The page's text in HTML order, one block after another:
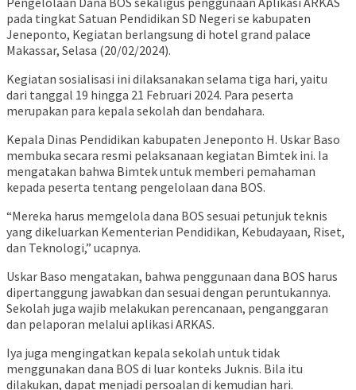
pada tingkat Satuan Pendidikan SD Negeri se kabupaten
Jeneponto, Kegiatan berlangsung di hotel grand palace
Makassar, Selasa (20/02/2024).
Kegiatan sosialisasi ini dilaksanakan selama tiga hari, yaitu
dari tanggal 19 hingga 21 Februari 2024. Para peserta
merupakan para kepala sekolah dan bendahara.
Kepala Dinas Pendidikan kabupaten Jeneponto H. Uskar Baso
membuka secara resmi pelaksanaan kegiatan Bimtek ini. Ia
mengatakan bahwa Bimtek untuk memberi pemahaman
kepada peserta tentang pengelolaan dana BOS.
“Mereka harus memgelola dana BOS sesuai petunjuk teknis
yang dikeluarkan Kementerian Pendidikan, Kebudayaan, Riset,
dan Teknologi,” ucapnya.
Uskar Baso mengatakan, bahwa penggunaan dana BOS harus
dipertanggung jawabkan dan sesuai dengan peruntukannya.
Sekolah juga wajib melakukan perencanaan, penganggaran
dan pelaporan melalui aplikasi ARKAS.
Iya juga mengingatkan kepala sekolah untuk tidak
menggunakan dana BOS di luar konteks Juknis. Bila itu
dilakukan, dapat menjadi persoalan di kemudian hari.